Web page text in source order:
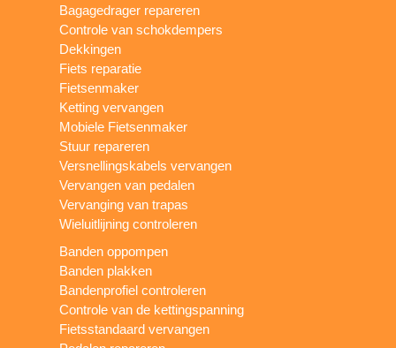
Bagagedrager repareren
Controle van schokdempers
Dekkingen
Fiets reparatie
Fietsenmaker
Ketting vervangen
Mobiele Fietsenmaker
Stuur repareren
Versnellingskabels vervangen
Vervangen van pedalen
Vervanging van trapas
Wieluitlijning controleren
Banden oppompen
Banden plakken
Bandenprofiel controleren
Controle van de kettingspanning
Fietsstandaard vervangen